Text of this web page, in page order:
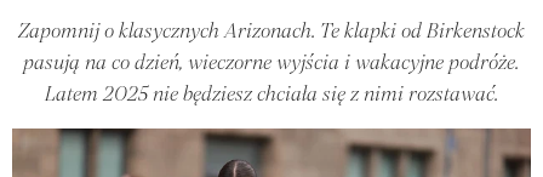
Zapomnij o klasycznych Arizonach. Te klapki od Birkenstock
pasują na co dzień, wieczorne wyjścia i wakacyjne podróże.
Latem 2025 nie będziesz chciała się z nimi rozstawać.